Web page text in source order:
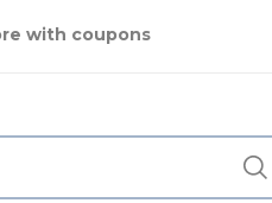
with coupons
off
View details